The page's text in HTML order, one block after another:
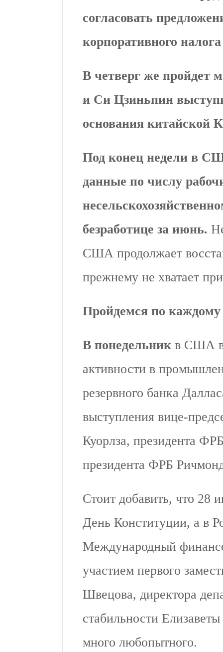
согласовать
корпоративного
В четверг же пройдет
и Си Цзиньпин
основания китайской
Под конец недели в
данные по числу
безработице за июнь.
США продолжает
прежнему не хватает
Пройдемся по каждому
В понедельник в США
активности в
резервного банка
выступления вице-
Куорлза, президента
президента ФРБ
Стоит добавить, что 28
День Конституции, а в
Международный
участием первого
Швецова, директора
стабильности
много любопытного.